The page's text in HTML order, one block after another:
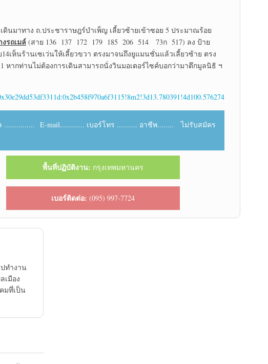
ดินมาทาง ถ.ประชาราษฎร์บำเพ็ญ เลี้ยวซ้ายเข้าซอย 5 ประมาณร้อย
รถเมล์ (สาย 136 137 172 179 185 206 514 73ก 517) ลง ป้าย
เห็นร้านเซเว่นให้เลี้ยวขวา ตรงมาจนถึงยูแมนชั่นแล้วเลี้ยวซ้าย ตรง
หากท่านไม่ต้องการเดินสามารถนั่งวินมอเตอร์ไซค์บอกว่ามาตึกมูลนิธิ ฯ
............... E-mail............ เบอร์โทร .......... อาชีพ........ ไม่รับสมัคร
พื้นที่ปฏิบัติงาน: กรุงเทพมหานคร
เบอร์ติดต่อ: (095) 997-7724
ทำงาน
เมือง
มทึ่เป็น